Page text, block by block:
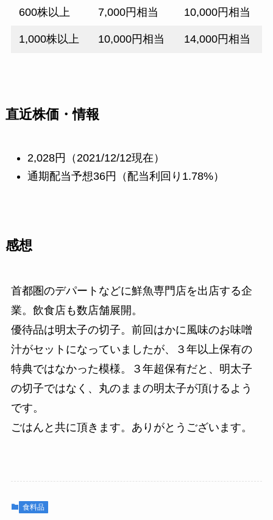
600株以上 7,000円相当 10,000円相当
1,000株以上 10,000円相当 14,000円相当
直近株価・情報
2,028円（2021/12/12現在）
通期配当予想36円（配当利回り1.78%）
感想
首都圏のデパートなどに鮮魚専門店を出店する企
業。飲食店も数店舗展開。
優待品は明太子の切子。前回はかに風味のお味噌
汁がセットになっていましたが、３年以上保有の
特典ではなかった模様。３年超保有だと、明太子
の切子ではなく、丸のままの明太子が頂けるよう
です。
ごはんと共に頂きます。ありがとうございます。
食料品